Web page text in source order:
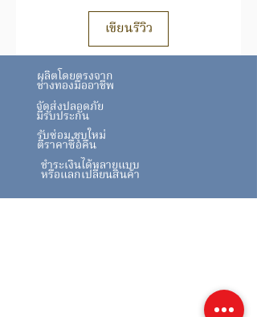
สินค้าทองล้วน ราคาขึ้นอยู่กับราคาทอง
ตามประกาศสมาคมทอง
https://www.goldtraders.or.th/
ตรวจสอบเงื่อนไขและการรับประกันสินค้า
ได้ที่ FAQ
เขียนรีวิว
ผลิตโดยตรงจาก
ช่างทองมืออาชีพ
จัดส่งปลอดภัย
มีรับประกัน
รับซ่อม ชุบใหม่
ตีราคาซื้อคืน
ชำระเงินได้หลายแบบ
หรือแลกเปลี่ยนสินค้า